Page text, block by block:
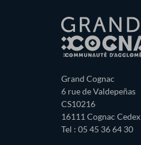
Grand Cognac
6 rue de Valdepeñas
CS10216
16111 Cognac Cedex
Tel : 05 45 36 64 30